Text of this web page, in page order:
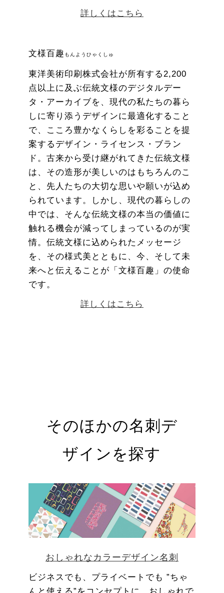
詳しくはこちら
文様百趣 もんようひゃくしゅ
東洋美術印刷株式会社が所有する2,200
点以上に及ぶ伝統文様のデジタルデー
タ・アーカイブを、現代の私たちの暮ら
しに寄り添うデザインに最適化すること
で、こころ豊かなくらしを彩ることを提
案するデザイン・ライセンス・ブラン
ド。古来から受け継がれてきた伝統文様
は、その造形が美しいのはもちろんのこ
と、先人たちの大切な思いや願いが込め
られています。しかし、現代の暮らしの
中では、そんな伝統文様の本当の価値に
触れる機会が減ってしまっているのが実
情。伝統文様に込められたメッセージ
を、その様式美とともに、今、そして未
来へと伝えることが「文様百趣」の使命
です。
詳しくはこちら
そのほかの名刺デ
ザインを探す
おしゃれなカラーデザイン名刺
ビジネスでも、プライベートでも ”ちゃ